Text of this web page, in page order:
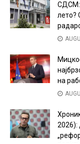
СДСМ:
лето?
на
2026):